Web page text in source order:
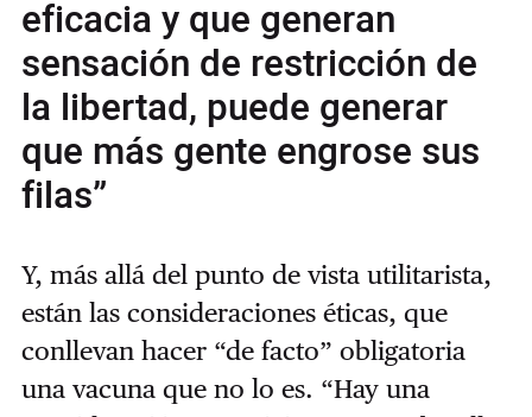
eficacia y que generan
sensación de restricción de
la libertad, puede generar
que más gente engrose sus
filas”
Y, más allá del punto de vista utilitarista,
están las consideraciones éticas, que
conllevan hacer “de facto” obligatoria
una vacuna que no lo es. “Hay una